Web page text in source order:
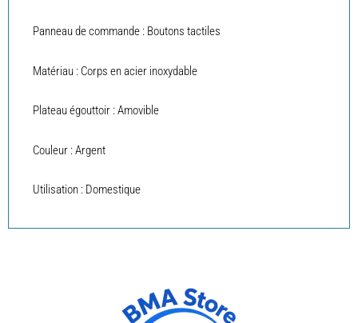
Panneau de commande : Boutons tactiles
Matériau : Corps en acier inoxydable
Plateau égouttoir : Amovible
Couleur : Argent
Utilisation : Domestique